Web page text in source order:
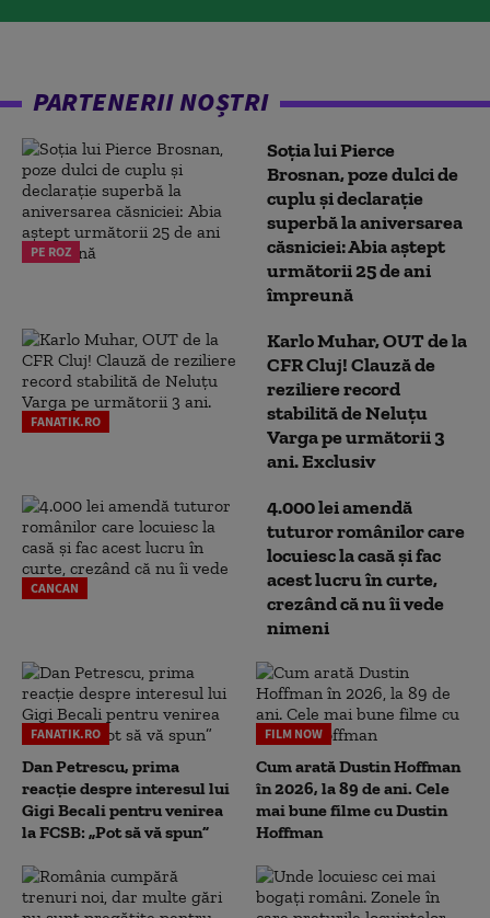
PARTENERII NOȘTRI
PE ROZ
Soția lui Pierce
Brosnan, poze dulci de
cuplu și declarație
superbă la aniversarea
căsniciei: Abia aștept
următorii 25 de ani
împreună
FANATIK.RO
Karlo Muhar, OUT de la
CFR Cluj! Clauză de
reziliere record
stabilită de Neluțu
Varga pe următorii 3
ani. Exclusiv
CANCAN
4.000 lei amendă
tuturor românilor care
locuiesc la casă și fac
acest lucru în curte,
crezând că nu îi vede
nimeni
FANATIK.RO
Dan Petrescu, prima
reacție despre interesul lui
Gigi Becali pentru venirea
la FCSB: „Pot să vă spun”
FILM NOW
Cum arată Dustin Hoffman
în 2026, la 89 de ani. Cele
mai bune filme cu Dustin
Hoffman